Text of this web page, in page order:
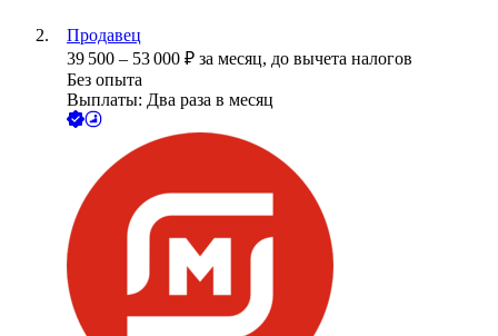
Продавец
39 500 – 53 000 ₽ за месяц, до вычета налогов
Без опыта
Выплаты: Два раза в месяц